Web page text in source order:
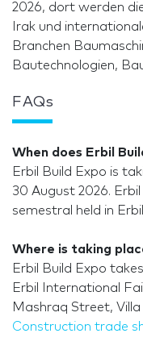
2026, dort werden
Irak und
Branchen
Bautechnologien,
FAQs
When does Erbil
Erbil Build Expo is
30 August 2026.
semestral held in
Where is taking
Erbil Build Expo
Erbil International
Mashraq Street,
Construction trade